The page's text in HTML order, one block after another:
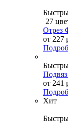
27
Отрез
от 227
от 241
Хит